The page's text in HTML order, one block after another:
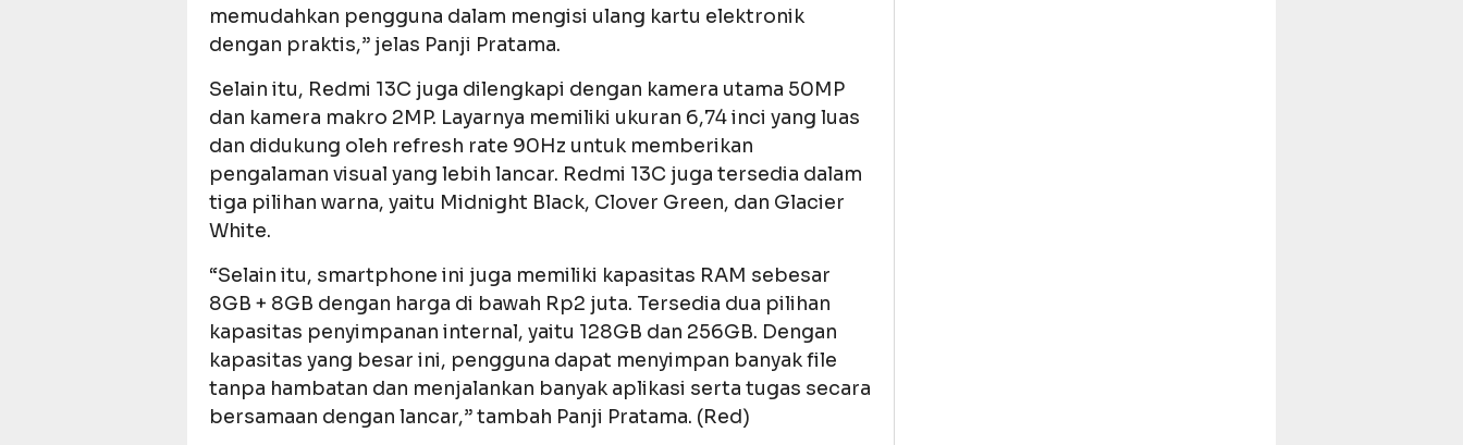
memudahkan pengguna dalam mengisi ulang kartu elektronik
dengan praktis,” jelas Panji Pratama.
Selain itu, Redmi 13C juga dilengkapi dengan kamera utama 50MP
dan kamera makro 2MP. Layarnya memiliki ukuran 6,74 inci yang luas
dan didukung oleh refresh rate 90Hz untuk memberikan
pengalaman visual yang lebih lancar. Redmi 13C juga tersedia dalam
tiga pilihan warna, yaitu Midnight Black, Clover Green, dan Glacier
White.
“Selain itu, smartphone ini juga memiliki kapasitas RAM sebesar
8GB + 8GB dengan harga di bawah Rp2 juta. Tersedia dua pilihan
kapasitas penyimpanan internal, yaitu 128GB dan 256GB. Dengan
kapasitas yang besar ini, pengguna dapat menyimpan banyak file
tanpa hambatan dan menjalankan banyak aplikasi serta tugas secara
bersamaan dengan lancar,” tambah Panji Pratama. (Red)